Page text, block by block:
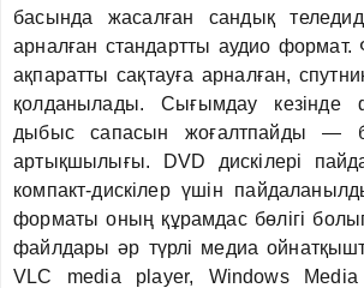
басында жасалған сандық
арналған стандартты аудио формат.
ақпаратты сақтауға арналған,
қолданылады. Сығымдау кезінде
дыбыс сапасын жоғалтпайды —
артықшылығы. DVD дискілері
компакт-дискілер үшін
форматы оның құрамдас бөлігі
файлдары әр түрлі медиа
VLC media player, Windows Media